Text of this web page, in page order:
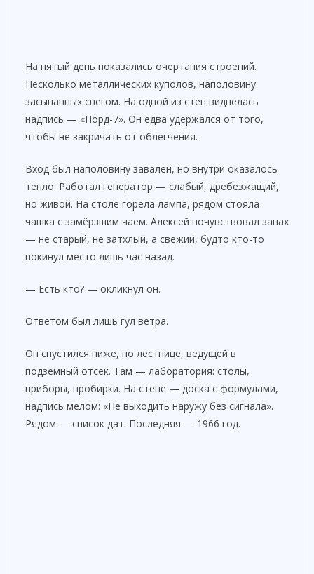
На пятый день показались очертания строений.
Несколько металлических куполов, наполовину
засыпанных снегом. На одной из стен виднелась
надпись — «Норд-7». Он едва удержался от того,
чтобы не закричать от облегчения.
Вход был наполовину завален, но внутри оказалось
тепло. Работал генератор — слабый, дребезжащий,
но живой. На столе горела лампа, рядом стояла
чашка с замёрзшим чаем. Алексей почувствовал запах
— не старый, не затхлый, а свежий, будто кто-то
покинул место лишь час назад.
— Есть кто? — окликнул он.
Ответом был лишь гул ветра.
Он спустился ниже, по лестнице, ведущей в
подземный отсек. Там — лаборатория: столы,
приборы, пробирки. На стене — доска с формулами,
надпись мелом: «Не выходить наружу без сигнала».
Рядом — список дат. Последняя — 1966 год.